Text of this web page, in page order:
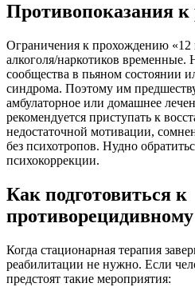
Противопоказания к
Ограничения к прохождению «12
алкоголя/наркотиков временные.
сообщества в пьяном состоянии
синдрома. Поэтому им
амбулаторное или домашнее
рекомендуется приступать к
недостаточной мотивации,
без психотропов. Нудно
психокоррекции.
Как подготовиться к
Когда стационарная терапия
реабилитации не нужно. Если
предстоят такие мероприятия: